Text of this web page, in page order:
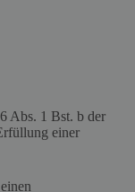
Abs. 1 Bst. b der
einer